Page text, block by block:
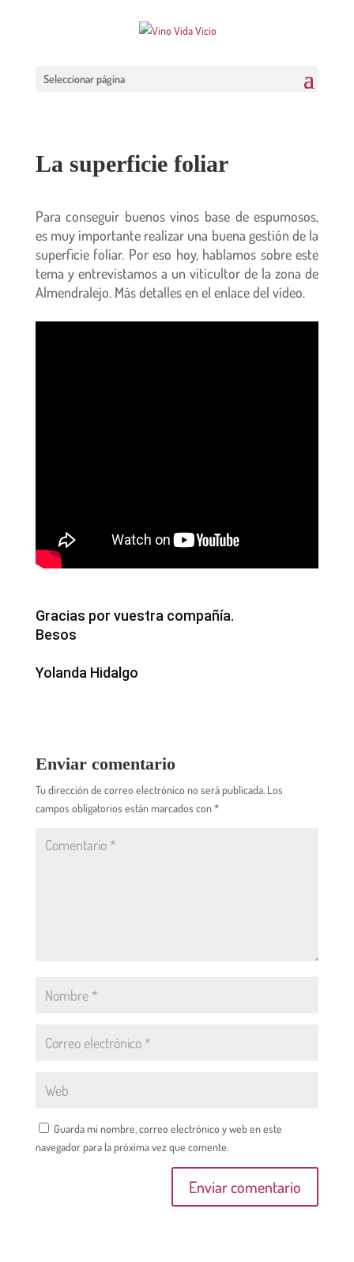
Seleccionar página
La superficie foliar
Para conseguir buenos vinos base de espumosos,
es muy importante realizar una buena gestión de la
superficie foliar. Por eso hoy, hablamos sobre este
tema y entrevistamos a un viticultor de la zona de
Almendralejo. Más detalles en el enlace del vídeo.
Gracias por vuestra compañía.
Besos
Yolanda Hidalgo
Enviar comentario
Tu dirección de correo electrónico no será publicada. Los
campos obligatorios están marcados con*
Guarda mi nombre, correo electrónico y web en este
navegador para la próxima vez que comente.